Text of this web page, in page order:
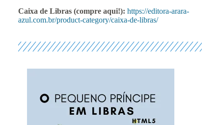
Caixa de Libras (compre aqui!): https://editora-arara-
azul.com.br/product-category/caixa-de-libras/